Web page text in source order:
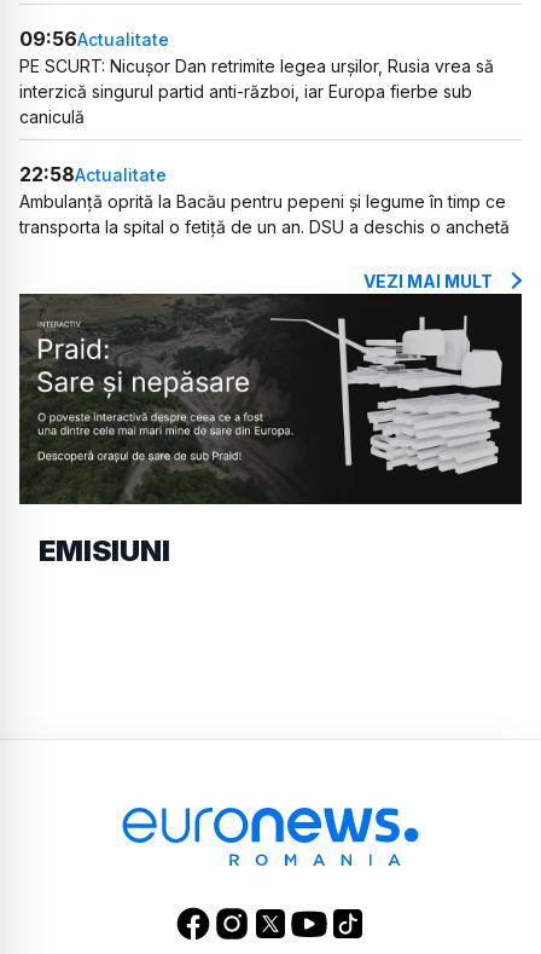
09:56Actualitate
PE SCURT: Nicușor Dan retrimite legea urșilor, Rusia vrea să
interzică singurul partid anti-război, iar Europa fierbe sub
caniculă
22:58Actualitate
Ambulanță oprită la Bacău pentru pepeni și legume în timp ce
transporta la spital o fetiță de un an. DSU a deschis o anchetă
VEZI MAI MULT
EMISIUNI